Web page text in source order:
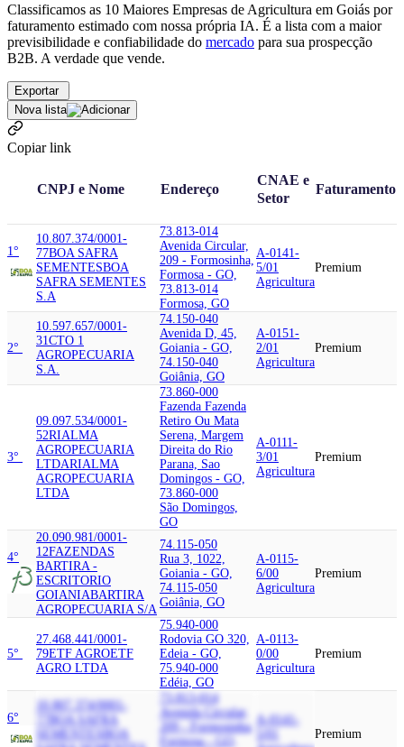
Classificamos as 10 Maiores Empresas de Agricultura em Goiás por
faturamento estimado com nossa própria IA. É a lista com a maior
previsibilidade e confiabilidade do mercado para sua prospecção
B2B. A verdade que vende.
Exportar
Nova lista
Copiar link
CNPJ e Nome Endereço
CNAE e
Setor
Faturamento
1°
10.807.374/0001-
77BOA SAFRA
SEMENTESBOA
SAFRA SEMENTES
S.A
73.813-014
Avenida Circular,
209 - Formosinha,
Formosa - GO,
73.813-014
Formosa, GO
A-0141-
5/01
Agricultura
Premium
2°
10.597.657/0001-
31CTO 1
AGROPECUARIA
S.A.
74.150-040
Avenida D, 45,
Goiania - GO,
74.150-040
Goiânia, GO
A-0151-
2/01
Agricultura
Premium
3°
09.097.534/0001-
52RIALMA
AGROPECUARIA
LTDARIALMA
AGROPECUARIA
LTDA
73.860-000
Fazenda Fazenda
Retiro Ou Mata
Serena, Margem
Direita do Rio
Parana, Sao
Domingos - GO,
73.860-000
São Domingos,
GO
A-0111-
3/01
Agricultura
Premium
4°
20.090.981/0001-
12FAZENDAS
BARTIRA -
ESCRITORIO
GOIANIABARTIRA
AGROPECUARIA S/A
74.115-050
Rua 3, 1022,
Goiania - GO,
74.115-050
Goiânia, GO
A-0115-
6/00
Agricultura
Premium
5°
27.468.441/0001-
79ETF AGROETF
AGRO LTDA
75.940-000
Rodovia GO 320,
Edeia - GO,
75.940-000
Edéia, GO
A-0113-
0/00
Agricultura
Premium
6°
10.807.374/0001-
BOA SAFRA
SEMENTESBOA
73.813-014
Avenida Circular,
209 - Formosinha,
Formosa - GO,
A-0141-
Premium